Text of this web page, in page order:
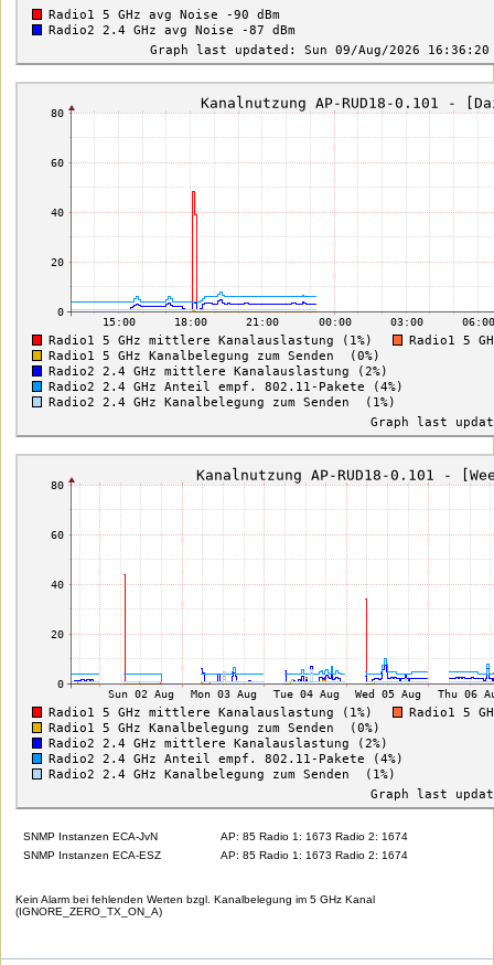
SNMP Instanzen ECA-JvN
AP: 85 Radio 1: 1673 Radio 2: 1674
SNMP Instanzen ECA-ESZ
AP: 85 Radio 1: 1673 Radio 2: 1674
Kein Alarm bei fehlenden Werten bzgl. Kanalbelegung im 5 GHz Kanal
(IGNORE_ZERO_TX_ON_A)